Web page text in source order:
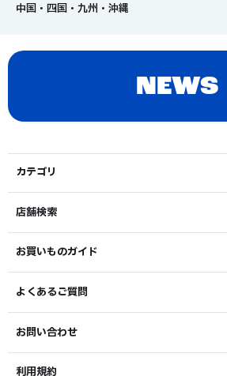
中国・四国・九州・沖縄
NEWS
カテゴリ
店舗検索
お買いものガイド
よくあるご質問
お問い合わせ
利用規約